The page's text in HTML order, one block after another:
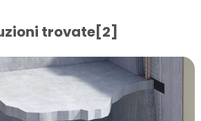
trovate[2]